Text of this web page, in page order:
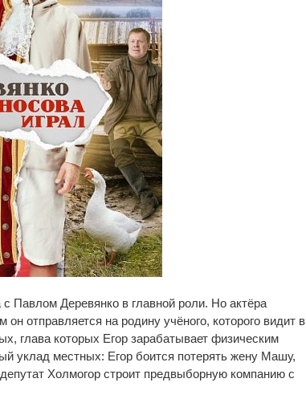
Павлом Деревянко в главной роли. Но актёра
он отправляется на родину учёного, которого видит в
глава которых Егор зарабатывает физическим
уклад местных: Егор боится потерять жену Машу,
Холмогор строит предвыборную компанию с